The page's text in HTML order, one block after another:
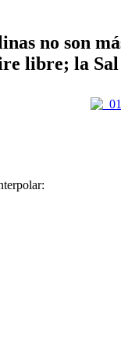
no son
libre; la Sal